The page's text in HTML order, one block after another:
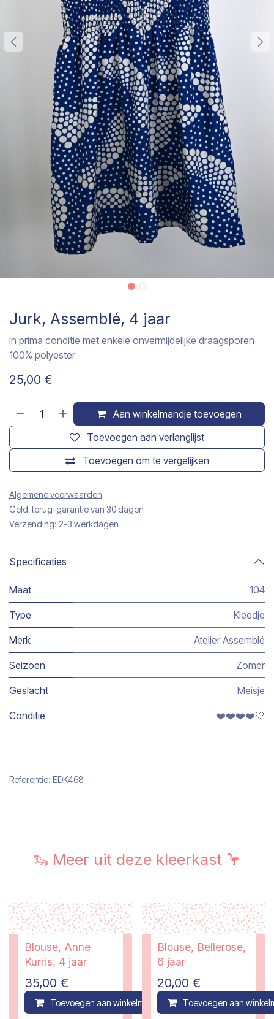
Jurk, Assemblé, 4 jaar
In prima conditie met enkele onvermijdelijke draagsporen
100% polyester
25,00 €
Aan winkelmandje toevoegen
Toevoegen om te vergelijken
Toevoegen aan verlanglijst
Algemene voorwaarden
Geld-terug-garantie van 30 dagen
Verzending: 2-3 werkdagen
Specificaties
Maat 104
Type Kleedje
Merk Atelier Assemblé
Seizoen Zomer
Geslacht Meisje
Conditie ❤️❤️❤️❤️🤍
Referentie: EDK468
🦦 Meer uit deze kleerkast 🦩
Blouse, Anne
Kurris, 4 jaar
35,00 €
Toevoegen aan winkelmandje Compare
Blouse, Bellerose,
6 jaar
20,00 €
Toevoegen aan